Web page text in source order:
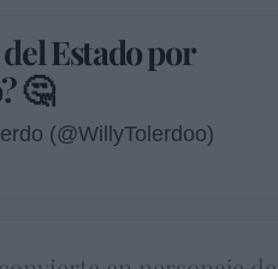
Estado por
🤔
(@WillyTolerdoo)